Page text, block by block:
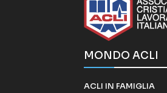
MONDO ACLI
ACLI IN FAMIGLIA